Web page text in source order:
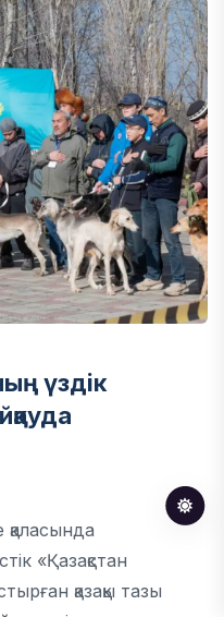
үздік
«Қазақстан
қазақы тазы